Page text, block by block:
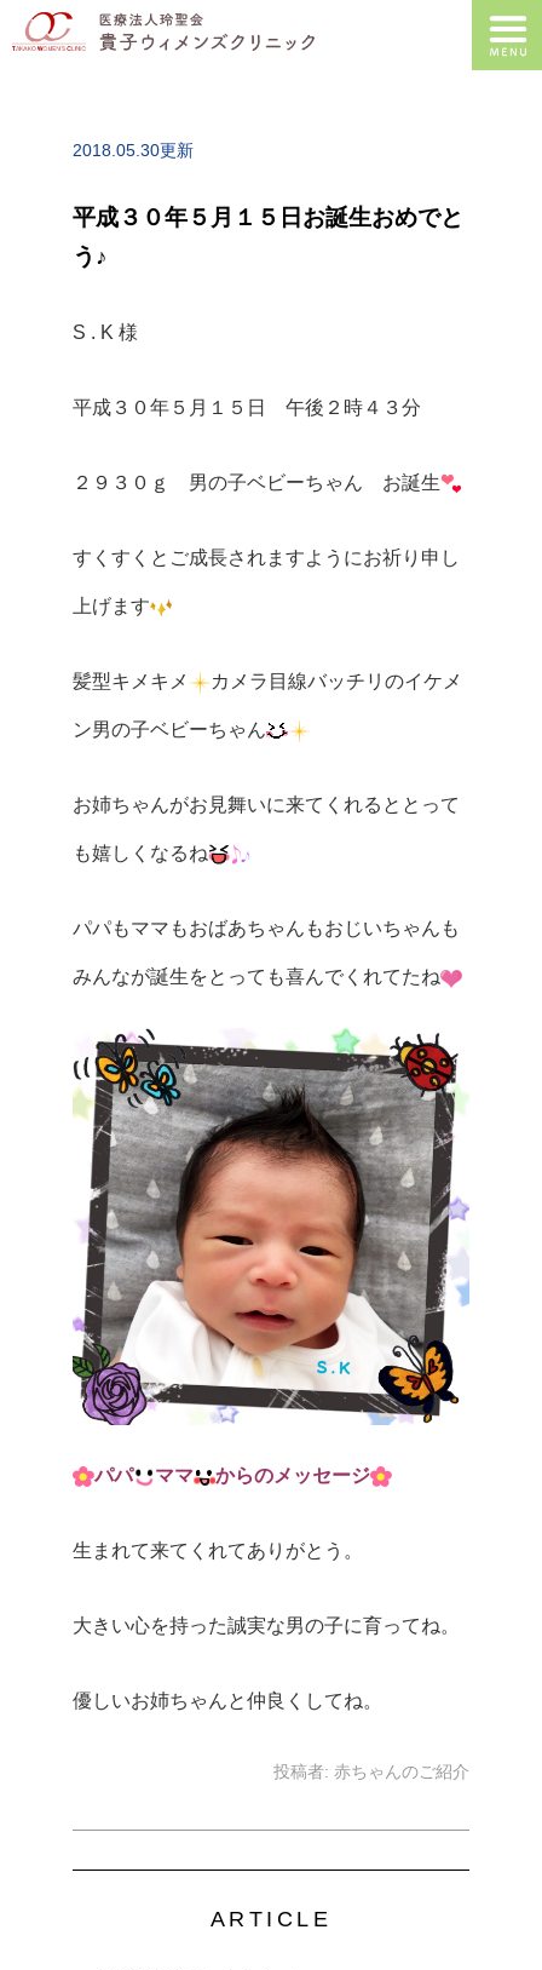
2018.05.30更新
平成３０年５月１５日お誕生おめでと
う♪
S . K 様
平成３０年５月１５日 午後２時４３分
２９３０ｇ 男の子ベビーちゃん お誕生
すくすくとご成長されますようにお祈り申し
上げます
髪型キメキメ カメラ目線バッチリのイケメ
ン男の子ベビーちゃん
お姉ちゃんがお見舞いに来てくれるととって
も嬉しくなるね
パパもママもおばあちゃんもおじいちゃんも
みんなが誕生をとっても喜んでくれてたね
パパ ママ からのメッセージ
生まれて来てくれてありがとう。
大きい心を持った誠実な男の子に育ってね。
優しいお姉ちゃんと仲良くしてね。
投稿者: 赤ちゃんのご紹介
ARTICLE